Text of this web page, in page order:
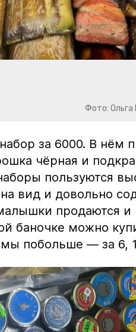
Фото: Ольга
за 6000. В нём
чёрная и
пользуются
вид и довольно
продаются и
баночке можно
побольше — за 6,